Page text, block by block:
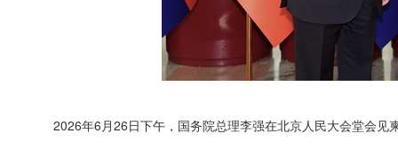
2026年6月26日下午，国务院总理李强在北京人民大会堂会见